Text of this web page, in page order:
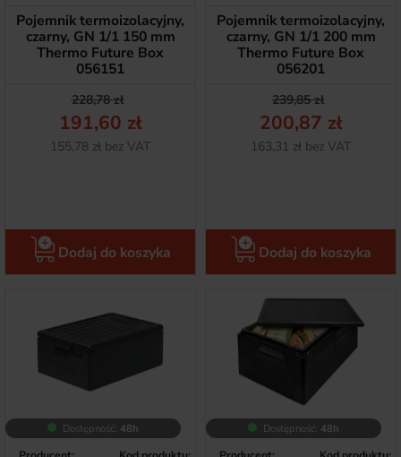
Pojemnik termoizolacyjny,
czarny, GN 1/1 150 mm
Thermo Future Box
056151
Cena podstawowa
228,78 zł
Cena
191,60 zł
Netto
155,78 zł bez VAT
Dodaj do koszyka
Pojemnik termoizolacyjny,
czarny, GN 1/1 200 mm
Thermo Future Box
056201
Cena
239,85 zł
Cena
200,87 zł
Netto
163,31 zł bez VAT
Dodaj do koszyka
Dostępność: 48h Dostępność: 48h